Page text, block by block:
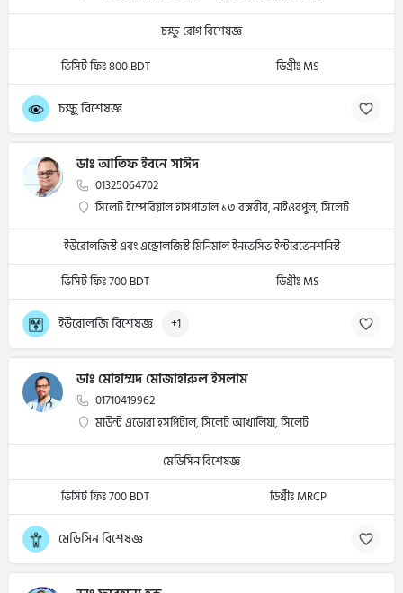
চক্ষু রোগ বিশেষজ্ঞ
ভিসিট ফিঃ 800 BDT
ডিগ্রীঃ MS
চক্ষু্ বিশেষজ্ঞ
ডাঃ আতিফ ইবনে সাঈদ
01325064702
সিলেট ইম্পেরিয়াল হাসপাতাল ১৩ বঙ্গবীর, নাইওরপুল, সিলেট
ইউরোলজিস্ট এবং এন্ড্রোলজিস্ট মিনিমাল ইনভেসিভ ইন্টারভেনশনিস্ট
ভিসিট ফিঃ 700 BDT
ডিগ্রীঃ MS
ইউরোলজি বিশেষজ্ঞ +1
ডাঃ মোহাম্মদ মোজাহারুল ইসলাম
01710419962
মাউন্ট এডোরা হসপিটাল, সিলেট আখালিয়া, সিলেট
মেডিসিন বিশেষজ্ঞ
ভিসিট ফিঃ 700 BDT
ডিগ্রীঃ MRCP
মেডিসিন বিশেষজ্ঞ